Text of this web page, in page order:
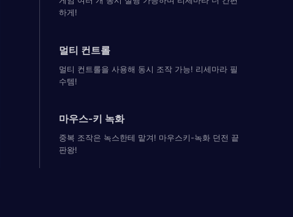
하게!
멀티 컨트롤
멀티 컨트롤을 사용해 동시 조작 가능! 리세마라 필
수템!
마우스-키 녹화
중복 조작은 녹스한테 맡겨! 마우스키-녹화 던전 끝
판왕!